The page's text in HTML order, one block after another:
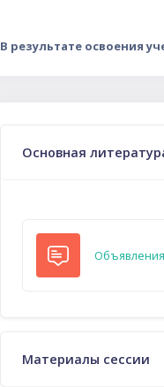
В результате освоения
Основная
Объявления
Материалы сессии